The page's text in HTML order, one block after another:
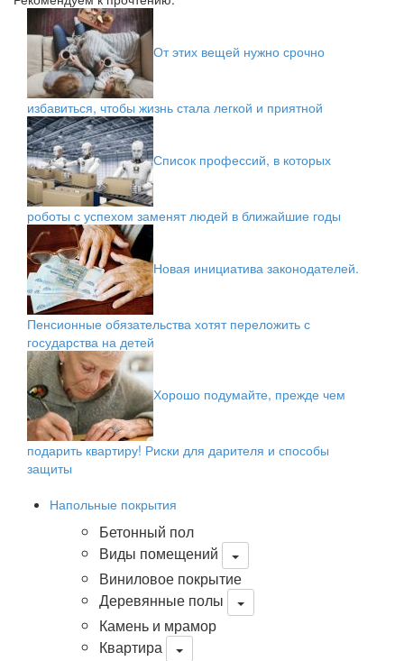
От этих вещей нужно срочно
избавиться, чтобы жизнь стала легкой и приятной
Список профессий, в которых
роботы с успехом заменят людей в ближайшие годы
Новая инициатива законодателей.
Пенсионные обязательства хотят переложить с
государства на детей
Хорошо подумайте, прежде чем
подарить квартиру! Риски для дарителя и способы
защиты
Напольные покрытия
Бетонный пол
Виды помещений
Виниловое покрытие
Деревянные полы
Камень и мрамор
Квартира